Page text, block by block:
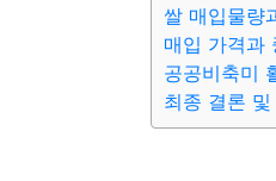
쌀 매입물량
매입 가격과
공공비축미
최종 결론